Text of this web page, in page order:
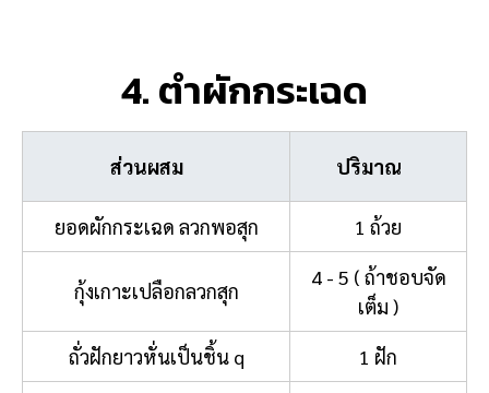
4. ตำผักกระเฉด
ส่วนผสม ปริมาณ
ยอดผักกระเฉด ลวกพอสุก 1 ถ้วย
กุ้งเกาะเปลือกลวกสุก
4 - 5 ( ถ้าชอบจัด
เต็ม )
ถั่วฝักยาวหั่นเป็นชิ้น q
1 ฝัก